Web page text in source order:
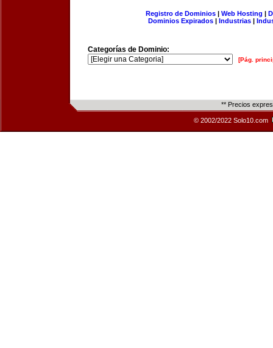
Registro de Dominios| Web Hosting |
Dominios Expirados | Industrias |
Categorías de Dominio:
[Pág.
** Precios
© 2002/2022 Solo10.com